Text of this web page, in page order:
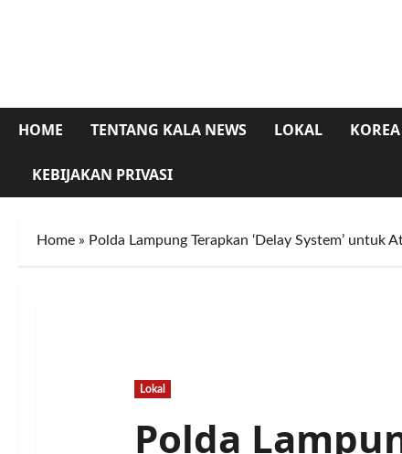
HOME TENTANG KALA NEWS LOKAL KOREA
KEBIJAKAN PRIVASI
Home » Polda Lampung Terapkan ‘Delay System’
Lokal
Polda